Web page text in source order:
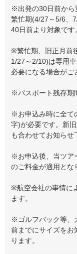
※出発の30日前から
繁忙期(4/27～5/6、
40日前より対象です
※繁忙期、旧正月前
1/27～2/10)は専用
必要になる場合がご
※パスポート残存期
※お申込み時に全て
字)が必要です。新
も合わせてお知らせ
※お申込後、当ツア
のご料金が適用とな
※航空会社の事情に
ます。
※ゴルフバック等、
前までにサイズをお
ります。